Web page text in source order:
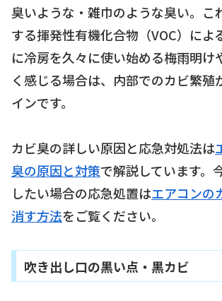
臭いような・雑巾のような臭い。こ
する揮発性有機化合物（VOC）によ
に冷房を久々に使い始める梅雨明け
く感じる場合は、内部でのカビ繁殖
インです。
カビ臭の詳しい原因と応急対処法は
臭の原因と対策で解説しています。
したい場合の応急処置はエアコンの
消す方法をご覧ください。
吹き出し口の黒い点・黒カビ